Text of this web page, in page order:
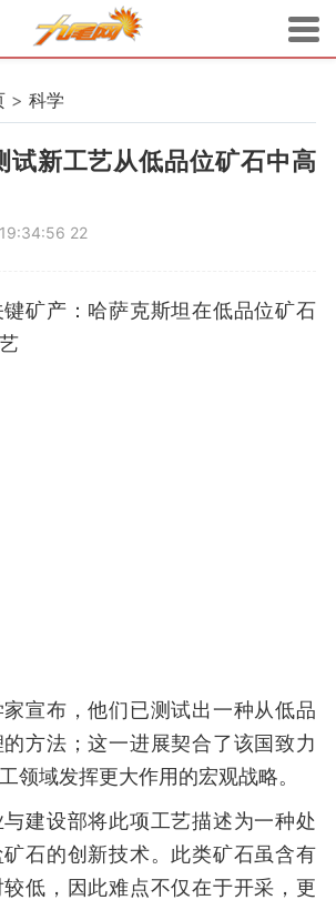
> 科学
试新工艺从低品位矿石中高
22
矿产：哈萨克斯坦在低品位矿石
宣布，他们已测试出一种从低品
方法；这一进展契合了该国致力
领域发挥更大作用的宏观战略。
建设部将此项工艺描述为一种处
石的创新技术。此类矿石虽含有
低，因此难点不仅在于开采，更